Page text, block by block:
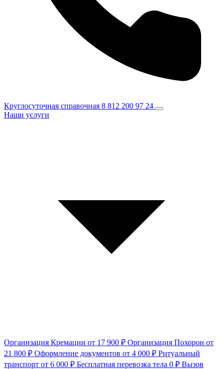
Круглосуточная справочная 8 812 200 97 24
Наши услуги
Организация Кремации от 17 900 ₽ Организация Похорон от
21 800 ₽ Оформление документов от 4 000 ₽ Ритуальный
транспорт от 6 000 ₽ Бесплатная перевозка тела 0 ₽ Вызов